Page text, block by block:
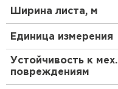
Ширина листа, м
Единица измерения
Устойчивость к мех.
повреждениям